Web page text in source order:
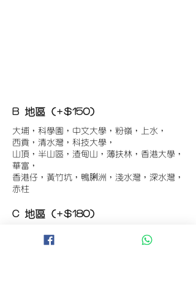
B 地區 (+$150)
大埔，科學園，中文大學，粉嶺，上水，
西貢，清水灣，科技大學，
山頂，半山區，渣甸山，薄扶林，香港大學，
華富，
香港仔，黃竹坑，鴨脷洲，淺水灣，深水灣，
赤柱
C 地區 (+$180)
東涌，珀麗灣(馬灣)，南灣，
將軍澳工業區，大埔工業區，